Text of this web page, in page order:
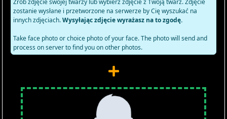
Zrób zdjęcie swojej twarzy lub wybierz zdjęcie z Twoją twarz. Zdjęcie
zostanie wysłane i przetworzone na serwerze by Cię wyszukać na
innych zdjęciach.Wysyłając zdjęcie wyrażasz na to zgodę.
Take face photo or choice photo of your face. The photo will send and
process on server to find you on other photos.